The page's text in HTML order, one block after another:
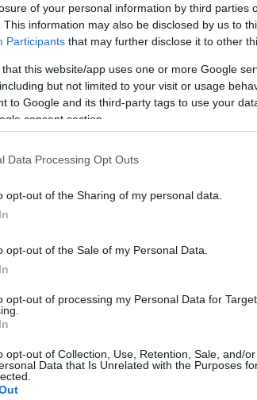
of your personal information by third parties
This information may also be disclosed by us to
Participants that may further disclose it to other
that this website/app uses one or more Google
but not limited to your visit or usage
to Google and its third-party tags to use your
consent section.
Data Processing Opt Outs
opt-out of the Sharing of my personal data.
opt-out of the Sale of my Personal Data.
opt-out of processing my Personal Data for
opt-out of Collection, Use, Retention, Sale, and/
Data that Is Unrelated with the Purposes
Amélie se consomme telle quelle,